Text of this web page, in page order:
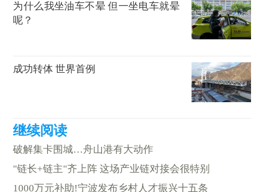
为什么我坐油车不晕 但一坐电车就晕
呢？
成功转体 世界首例
破解集卡围城…舟山港有大动作
"链长+链主"齐上阵 这场产业链对接会很特别
1000万元补助!宁波发布乡村人才振兴十五条